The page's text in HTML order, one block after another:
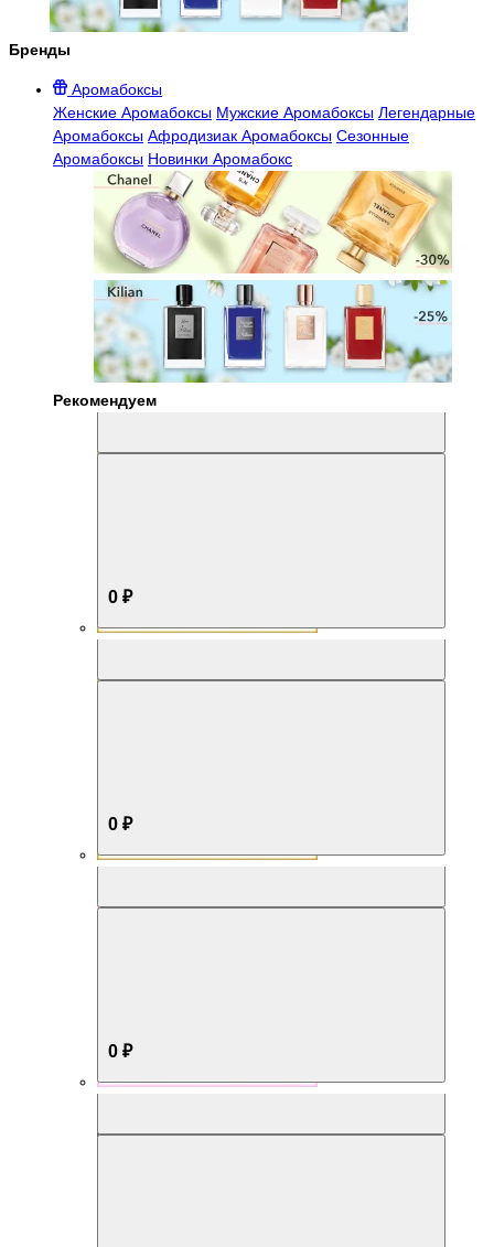
Бренды
Аромабоксы
Женские Аромабоксы Мужские Аромабоксы Легендарные
Аромабоксы Афродизиак Аромабоксы Сезонные
Аромабоксы Новинки Аромабокс
Рекомендуем
0 ₽
0 ₽
0 ₽